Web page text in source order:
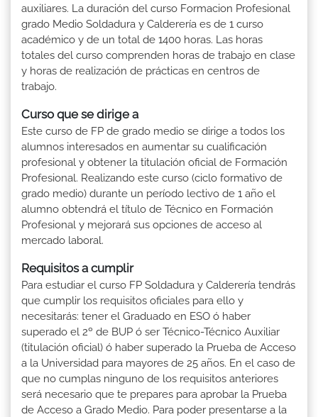
auxiliares. La duración del curso Formacion Profesional
grado Medio Soldadura y Calderería es de 1 curso
académico y de un total de 1400 horas. Las horas
totales del curso comprenden horas de trabajo en clase
y horas de realización de prácticas en centros de
trabajo.
Curso que se dirige a
Este curso de FP de grado medio se dirige a todos los
alumnos interesados en aumentar su cualificación
profesional y obtener la titulación oficial de Formación
Profesional. Realizando este curso (ciclo formativo de
grado medio) durante un período lectivo de 1 año el
alumno obtendrá el título de Técnico en Formación
Profesional y mejorará sus opciones de acceso al
mercado laboral.
Requisitos a cumplir
Para estudiar el curso FP Soldadura y Calderería tendrás
que cumplir los requisitos oficiales para ello y
necesitarás: tener el Graduado en ESO ó haber
superado el 2º de BUP ó ser Técnico-Técnico Auxiliar
(titulación oficial) ó haber superado la Prueba de Acceso
a la Universidad para mayores de 25 años. En el caso de
que no cumplas ninguno de los requisitos anteriores
será necesario que te prepares para aprobar la Prueba
de Acceso a Grado Medio. Para poder presentarse a la